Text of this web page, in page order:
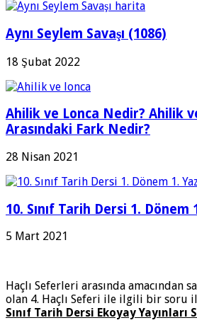
Aynı Seylem Savaşı (1086)
18 Şubat 2022
Ahilik ve Lonca Nedir? Ahilik
Arasındaki Fark Nedir?
28 Nisan 2021
10. Sınıf Tarih Dersi 1. Dönem
5 Mart 2021
Haçlı Seferleri arasında amacından
olan 4. Haçlı Seferi ile ilgili bir soru
Sınıf Tarih Dersi Ekoyay Yayınları